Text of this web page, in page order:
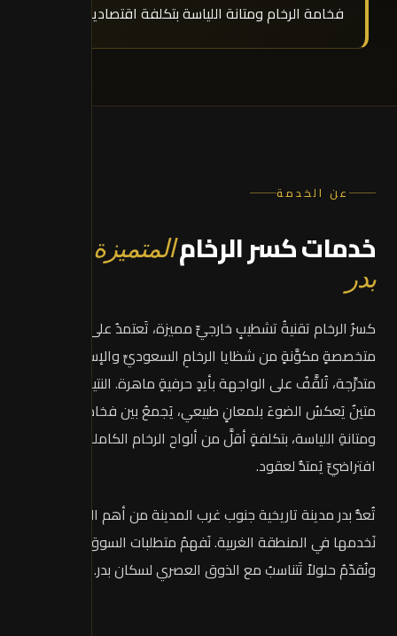
فخامة الرخام ومتانة اللياسة بتكلفة اقتصادية.
عن الخدمة
خدمات كسر الرخامالمتميزة في
بدر
كسرُ الرخام تقنيةُ تشطيبٍ خارجيٍّ مميزة، تَعتمدُ على لياسةٍ
متخصصةٍ مكوَّنةٍ من شظايا الرخامِ السعوديِّ والإسبانيِّ بأحجامٍ
متدرِّجة، تُلقَّفُ على الواجهة بأيدٍ حرفيةٍ ماهرة. النتيجةُ سطحٌ
متينٌ يَعكسُ الضوءَ بلمعانٍ طبيعي، يَجمعُ بين فخامةِ الرخام
ومتانةِ اللياسة، بتكلفةٍ أقلَّ من ألواح الرخام الكاملة وعمرٍ
افتراضيٍّ يَمتدُّ لعقود.
تُعدُّ بدر مدينة تاريخية جنوب غرب المدينة من أهم المدن التي
نَخدمها في المنطقة الغربية. نَفهمُ متطلبات السوق المحلية
ونُقدّمُ حلولاً تَتناسبُ مع الذوق العصري لسكان بدر.